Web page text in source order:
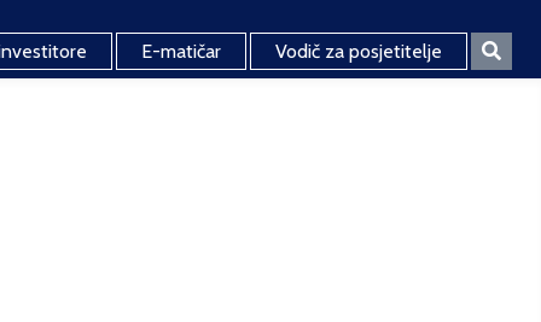
E-matičar Vodič za posjetitelje